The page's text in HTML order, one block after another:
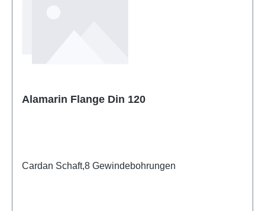
Alamarin Flange Din 120
Cardan Schaft,8 Gewindebohrungen